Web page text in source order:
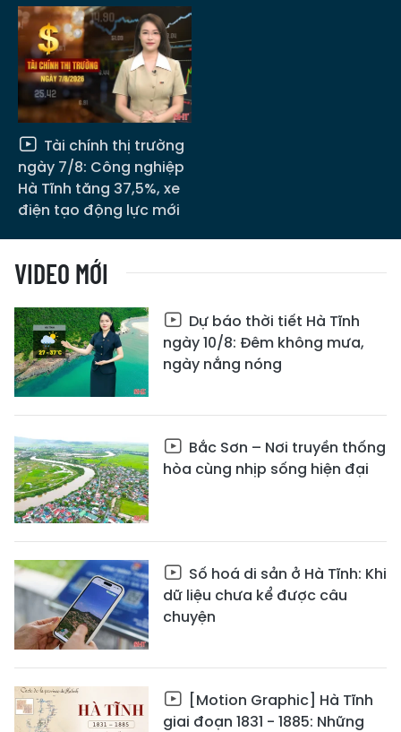
Tài chính thị trường
ngày 7/8: Công nghiệp
Hà Tĩnh tăng 37,5%, xe
điện tạo động lực mới
VIDEO MỚI
Dự báo thời tiết Hà Tĩnh
ngày 10/8: Đêm không mưa,
ngày nắng nóng
Bắc Sơn – Nơi truyền thống
hòa cùng nhịp sống hiện đại
Số hoá di sản ở Hà Tĩnh: Khi
dữ liệu chưa kể được câu
chuyện
[Motion Graphic] Hà Tĩnh
giai đoạn 1831 - 1885: Những